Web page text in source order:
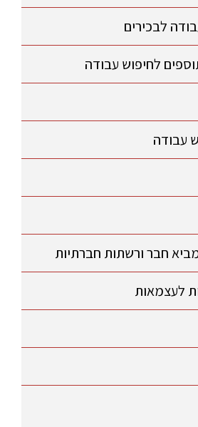
לבכירים
לחיפוש עבודה
עבודה
חבר ורשתות חברתיות
לעצמאות